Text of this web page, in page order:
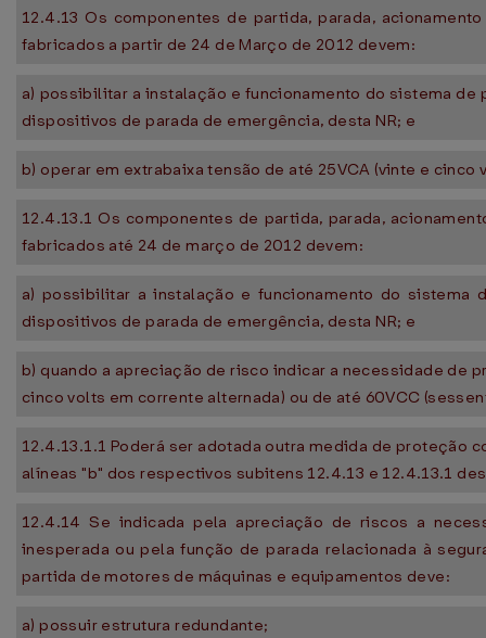
12.4.13 Os componentes de partida, parada,
fabricados a partir de 24 de Março de 2012 devem:
a) possibilitar a instalação e funcionamento do sistema
dispositivos de parada de emergência, desta NR; e
b) operar em extrabaixa tensão de até 25VCA (vinte e
12.4.13.1 Os componentes de partida, parada,
fabricados até 24 de março de 2012 devem:
a) possibilitar a instalação e funcionamento do sistema
dispositivos de parada de emergência, desta NR; e
b) quando a apreciação de risco indicar a necessidade de
cinco volts em corrente alternada) ou de até 60VCC
12.4.13.1.1 Poderá ser adotada outra medida de
alíneas "b" dos respectivos subitens 12.4.13 e 12.4.13.1
12.4.14 Se indicada pela apreciação de riscos a
inesperada ou pela função de parada relacionada à
partida de motores de máquinas e equipamentos deve:
a) possuir estrutura redundante;